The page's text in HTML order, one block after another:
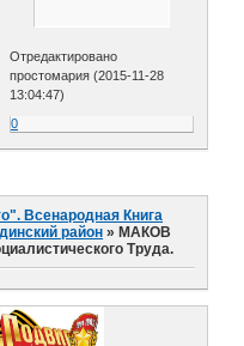
Отредактировано
простомария (2015-11-28
13:04:47)
0
Всенародная Книга
район » МАКОВ
Труда.